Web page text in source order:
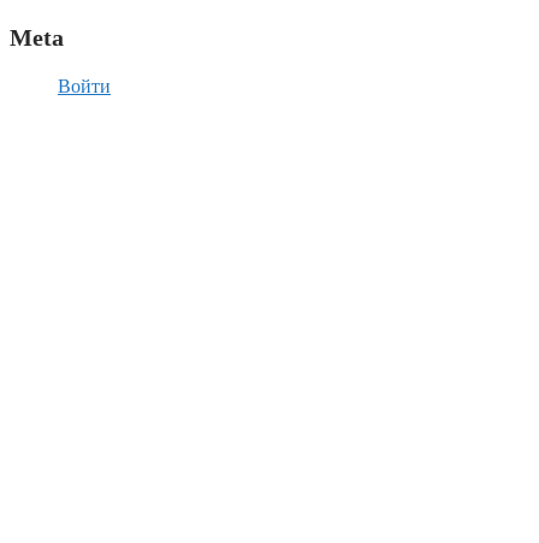
Meta
Войти